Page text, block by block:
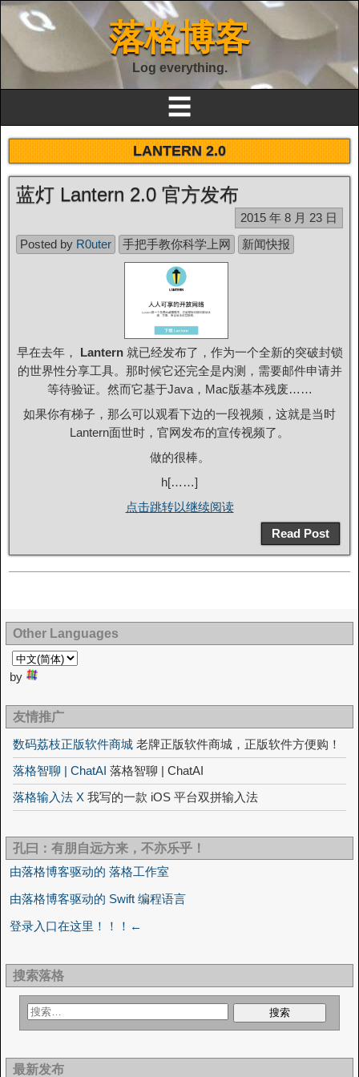
落格博客
Log everything.
☰
LANTERN 2.0
蓝灯 Lantern 2.0 官方发布
2015 年 8 月 23 日
Posted by R0uter 手把手教你科学上网 新闻快报
早在去年， Lantern就已经发布了，作为一个全新的突破封锁
的世界性分享工具。那时候它还完全是内测，需要邮件申请并
等待验证。然而它基于Java，Mac版基本残废……
如果你有梯子，那么可以观看下边的一段视频，这就是当时
Lantern面世时，官网发布的宣传视频了。
做的很棒。
h[……]
点击跳转以继续阅读
Read Post
Other Languages
by
友情推广
数码荔枝正版软件商城 老牌正版软件商城，正版软件方便购！
落格智聊 | ChatAI 落格智聊 | ChatAI
落格输入法 X 我写的一款 iOS 平台双拼输入法
孔曰：有朋自远方来，不亦乐乎！
由落格博客驱动的 落格工作室
由落格博客驱动的 Swift 编程语言
登录入口在这里！！！←
搜索落格
最新发布